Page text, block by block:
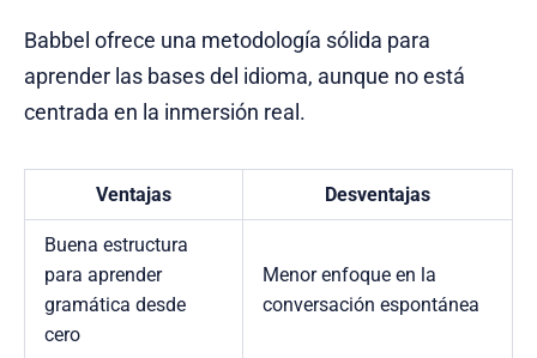
Babbel ofrece una metodología sólida para
aprender las bases del idioma, aunque no está
centrada en la inmersión real.
Ventajas Desventajas
Buena estructura
para aprender
gramática desde
cero
Menor enfoque en la
conversación espontánea